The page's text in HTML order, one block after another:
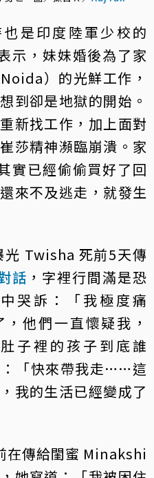
是印度陸軍少校的
示，妹妹婚後為了家
）的光鮮工作，
到卻是地獄的開始。
新找工作，加上面對
莎精神瀕臨崩潰。家
實已經偷偷買好了回
來不及逃走，就發生
光 Twisha 死前5天傳
話 ，字裡行間滿是恐
哭訴：「我極度痛
他們一直懷疑我，
子裡的孩子到底誰
「快來帶我走……這
我的生活已經變成了
在傳給閨蜜 Minakshi